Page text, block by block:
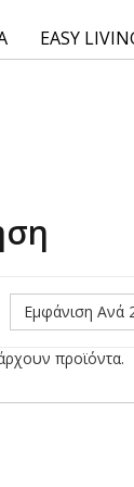
EASY
Εμφάνιση Ανά
προϊόντα.